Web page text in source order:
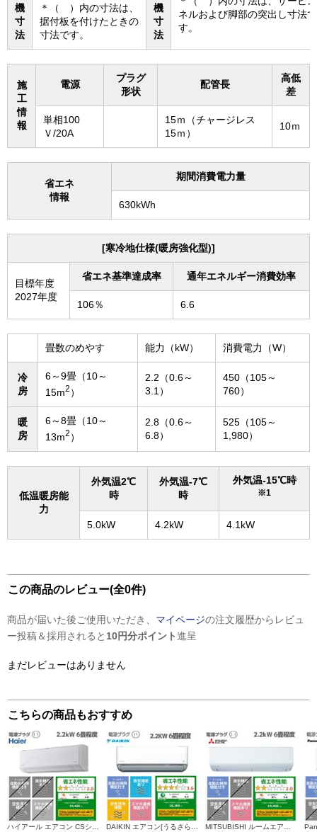
機
寸
法
＊（ ）内の寸法は、
据付板を付けたときの
寸法です。
機
寸
法
ネルおよび脚部の突出し寸法で
す。
施
工
情
報
電源
プラグ
形状
配管長
高低
差
単相100
Ｖ/20A
15ｍ（チャージレス
15ｍ）
10ｍ
省エネ
情報
期間消費電力量
630kWh
[寒冷地仕様(暖房強化型)]
目標年度
2027年度
省エネ基準達成率 通年エネルギー消費効率
106％ 6.6
畳数のめやす 能力（kW） 消費電力（W）
冷
房
6～9畳（10～
15m2 ）
2.2（0.6～
3.1）
450（105～
760）
暖
房
6～8畳（10～
13m2 ）
2.8（0.6～
6.8）
525（105～
1,980）
低温暖房能
力
外気温2℃
時
外気温-7℃
時
外気温-15℃時
※1
5.0kW 4.2kW 4.1kW
この商品のレビュー(全0件)
商品が届いた後ご使用いただき、 マイページの注文履歴からレビュ
ー投稿＆採用されると 10円分ポイント進呈
まだレビューはありません
こちらの商品もおすすめ